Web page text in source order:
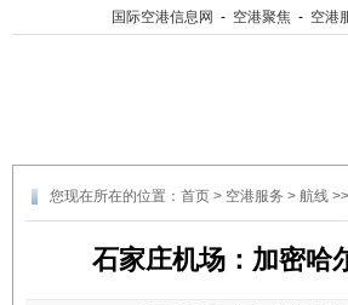
国际空港信息网 - 空港聚焦 - 空港
您现在所在的位置： 首页 > 空港服务 > 航线
石家庄机场：加密